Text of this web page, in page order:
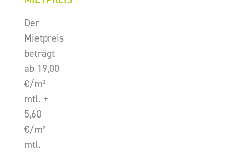
Der
Mietpreis
beträgt
ab 19,00
€/m²
mtl. +
5,60
€/m²
mtl.